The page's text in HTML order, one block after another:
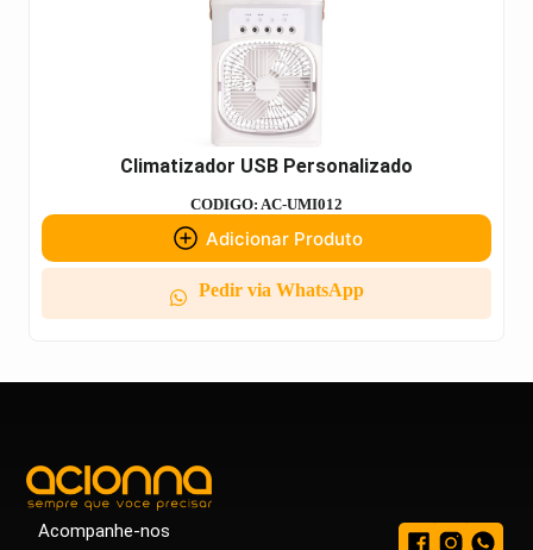
Climatizador USB Personalizado
CODIGO: AC-UMI012
Adicionar Produto
Pedir via WhatsApp
Acompanhe-nos